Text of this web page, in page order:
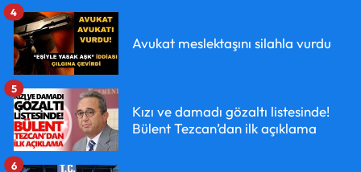
Avukat meslektaşını silahla vurdu
4
Kızı ve damadı gözaltı listesinde!
Bülent Tezcan’dan ilk açıklama
5
6